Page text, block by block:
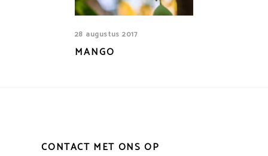
28 augustus 2017
MANGO
CONTACT MET ONS OP